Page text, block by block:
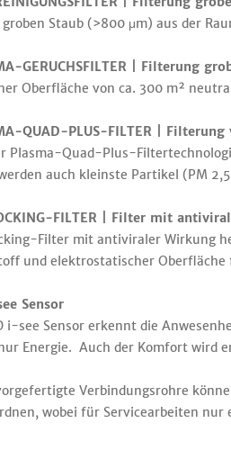
Staub (>800 μm) aus der
GERUCHSFILTER | Filterung
Oberfläche von ca. 300 m²
QUAD-PLUS-FILTER |
Plasma-Quad-Plus-
auch kleinste Partikel (PM
FILTER | Filter mit
Filter mit antiviraler Wirkung
und elektrostatischer
Sensor
i-see Sensor erkennt die
Energie. ­ Auch der Komfort wird
Verbindungsrohre
wobei für Servicearbeiten